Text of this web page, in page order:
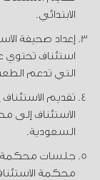
الابتدائي.
إعداد صحيفة
استئناف تحتوي
التي تدعم
تقديم
الاستئناف إلى
السعودية.
جلسات محكمة
محكمة